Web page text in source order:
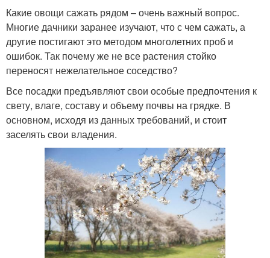
Какие овощи сажать рядом – очень важный вопрос.
Многие дачники заранее изучают, что с чем сажать, а
другие постигают это методом многолетних проб и
ошибок. Так почему же не все растения стойко
переносят нежелательное соседство?
Все посадки предъявляют свои особые предпочтения к
свету, влаге, составу и объему почвы на грядке. В
основном, исходя из данных требований, и стоит
заселять свои владения.